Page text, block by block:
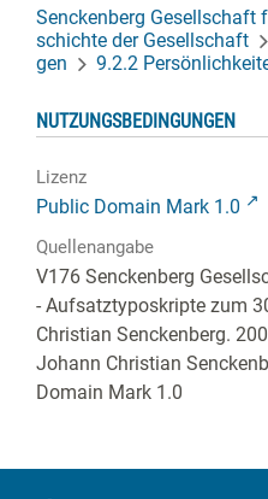
Senckenberg Gesellschaft
schichte der Gesellschaft
gen
9.2.2
NUTZUNGSBEDINGUNGEN
Lizenz
Public Domain Mark 1.0
Quellenangabe
V176 Senckenberg
- Aufsatztyposkripte zum
Christian Senckenberg.
Johann Christian
Domain Mark 1.0